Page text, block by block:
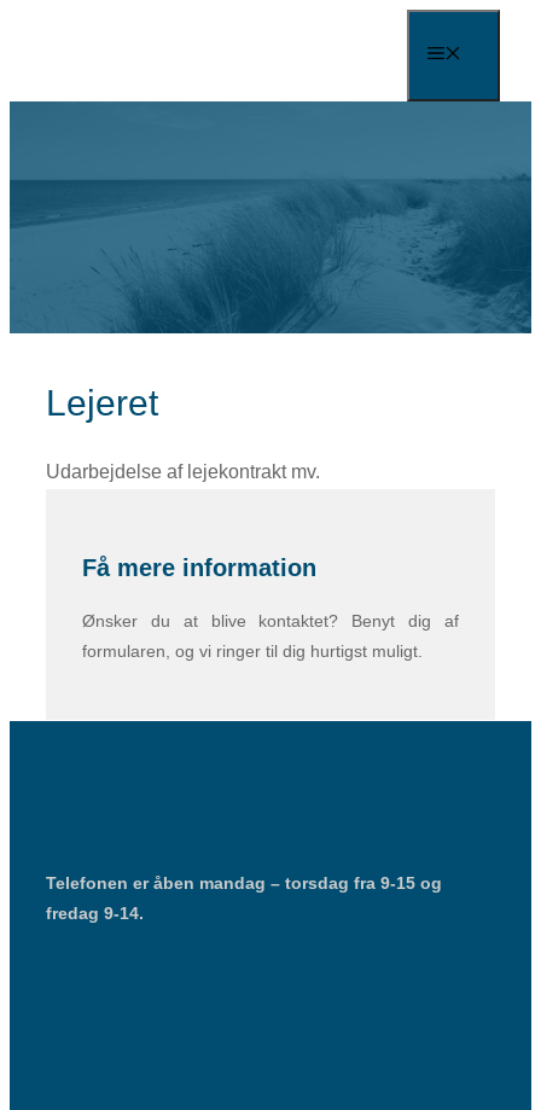
MENU
Lejeret
Udarbejdelse af lejekontrakt mv.
Få mere information
Ønsker du at blive kontaktet? Benyt dig af
formularen, og vi ringer til dig hurtigst muligt.
Telefonen er åben mandag – torsdag fra 9-15 og
fredag 9-14.